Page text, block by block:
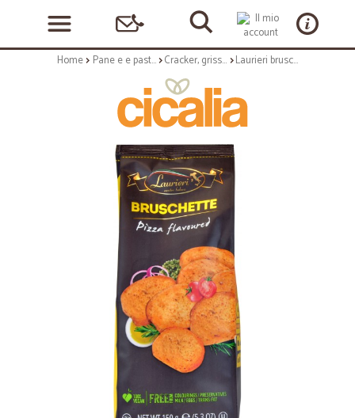
Home Pane e e pasticceria Cracker, grissini e vari Laurieri bruschette gusto pizza gr.150